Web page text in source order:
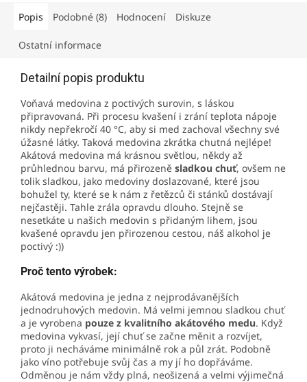
Popis Podobné (8) Hodnocení Diskuze
Ostatní informace
Detailní popis produktu
Voňavá medovina z poctivých surovin, s láskou
připravovaná. Při procesu kvašení i zrání teplota nápoje
nikdy nepřekročí 40 °C, aby si med zachoval všechny své
úžasné látky. Taková medovina zkrátka chutná nejlépe!
Akátová medovina má krásnou světlou, někdy až
průhlednou barvu, má přirozeně sladkou chuť, ovšem ne
tolik sladkou, jako medoviny doslazované, které jsou
bohužel ty, které se k nám z řetězců či stánků dostávají
nejčastěji. Tahle zrála opravdu dlouho. Stejně se
nesetkáte u našich medovin s přidaným lihem, jsou
kvašené opravdu jen přirozenou cestou, náš alkohol je
poctivý :))
Proč tento výrobek:
Akátová medovina je jedna z nejprodávanějších
jednodruhových medovin. Má velmi jemnou sladkou chuť
a je vyrobena pouze z kvalitního akátového medu. Když
medovina vykvasí, její chuť se začne měnit a rozvíjet,
proto ji necháváme minimálně rok a půl zrát. Podobně
jako víno potřebuje svůj čas a my jí ho dopřáváme.
Odměnou je nám vždy plná, neošizená a velmi výjimečná